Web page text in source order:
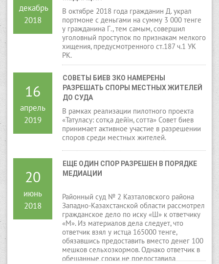
декабрь
2018
В октябре 2018 года гражданин Д. украл
портмоне с деньгами на сумму 3 000 тенге
у гражданина Г., тем самым, совершил
уголовный проступок по признакам мелкого
хищения, предусмотренного ст.187 ч.1 УК
РК.
16
апрель
2019
СОВЕТЫ БИЕВ ЗКО НАМЕРЕНЫ
РАЗРЕШАТЬ СПОРЫ МЕСТНЫХ ЖИТЕЛЕЙ
ДО СУДА
В рамках реализации пилотного проекта
«Татуласу: сотқа дейін, сотта» Совет биев
принимает активное участие в разрешении
споров среди местных жителей.
20
июнь
2018
ЕЩЕ ОДИН СПОР РАЗРЕШЕН В ПОРЯДКЕ
МЕДИАЦИИ
Районный суд № 2 Казталовского района
Западно-Казахстанской области рассмотрел
гражданское дело по иску «Ш» к ответчику
«М». Из материалов дела следует, что
ответчик взял у истца 165000 тенге,
обязавшись предоставить вместо денег 100
мешков сельхозкормов. Однако ответчик в
обещанные сроки не предоставила